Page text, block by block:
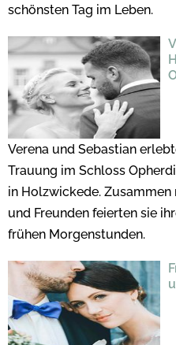
schönsten Tag im Leben.
Verena und Sebastian
Trauung im Schloss
in Holzwickede.
und Freunden feierten sie
frühen Morgenstunden.